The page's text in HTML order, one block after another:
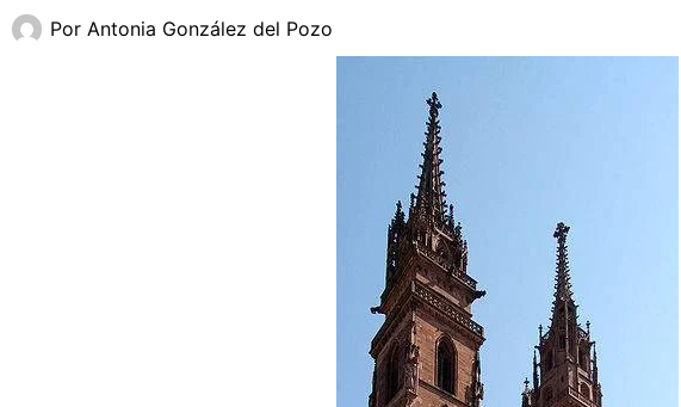
Por Antonia González del Pozo